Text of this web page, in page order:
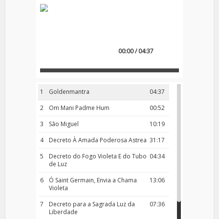
00:00 / 04:37
1 04:37
Goldenmantra
2
00:52
Om Mani Padme Hum
3
10:19
São Miguel
4
31:17
Decreto À Amada Poderosa Astrea
5
04:34
Decreto do Fogo Violeta E do Tubo
de Luz
6
13:06
Ó Saint Germain, Envia a Chama
Violeta
7
07:36
Decreto para a Sagrada Luz da
Liberdade